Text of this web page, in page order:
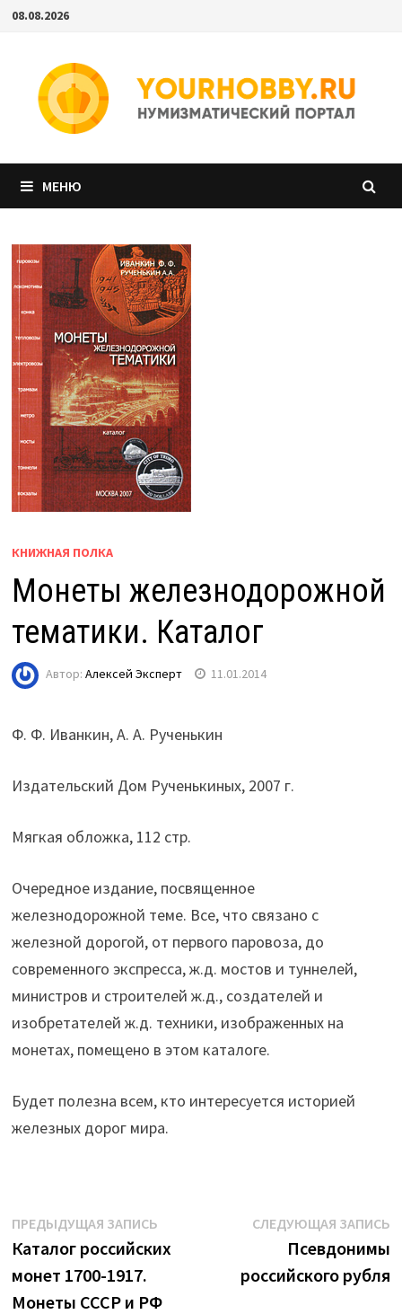
Перейти
содержимому
08.08.2026
МЕНЮ
КНИЖНАЯ ПОЛКА
Монеты железнодорожной
тематики. Каталог
Автор: Алексей Эксперт 11.01.2014
Ф. Ф. Иванкин, А. А. Рученькин
Издательский Дом Рученькиных, 2007 г.
Мягкая обложка, 112 стр.
Очередное издание, посвященное
железнодорожной теме. Все, что связано с
железной дорогой, от первого паровоза, до
современного экспресса, ж.д. мостов и туннелей,
министров и строителей ж.д., создателей и
изобретателей ж.д. техники, изображенных на
монетах, помещено в этом каталоге.
Будет полезна всем, кто интересуется историей
железных дорог мира.
Навигация
по
записям
ПРЕДЫДУЩАЯ ЗАПИСЬПредыдущая
запись:
Каталог российских
монет 1700-1917.
Монеты СССР и РФ
СЛЕДУЮЩАЯ ЗАПИСЬ
Псевдонимы
российского рубля